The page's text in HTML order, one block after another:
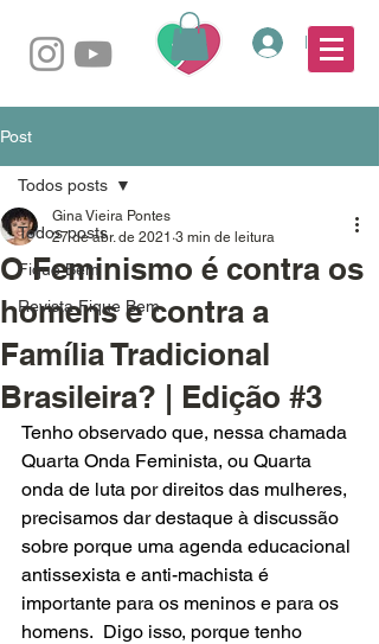
Login
Post
Todos posts
Fique Bem
Revista Fique Bem
Todos posts
O Feminismo é contra os
homens e contra a
Família Tradicional
Brasileira? | Edição #3
Gina Vieira Pontes
27 de abr. de 2021 3 min de leitura
Tenho observado que, nessa chamada
Quarta Onda Feminista, ou Quarta
onda de luta por direitos das mulheres,
precisamos dar destaque à discussão
sobre porque uma agenda educacional
antissexista e anti-machista é
importante para os meninos e para os
homens.  Digo isso, porque tenho